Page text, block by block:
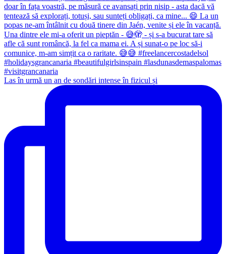
Las în urmă un an de sondări intense în fizicul și